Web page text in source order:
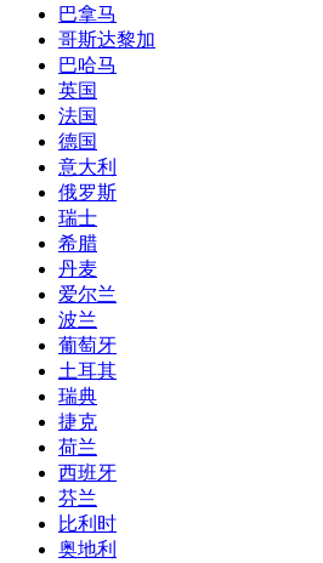
巴拿马
哥斯达黎加
巴哈马
英国
法国
德国
意大利
俄罗斯
瑞士
希腊
丹麦
爱尔兰
波兰
葡萄牙
土耳其
瑞典
捷克
荷兰
西班牙
芬兰
比利时
奥地利